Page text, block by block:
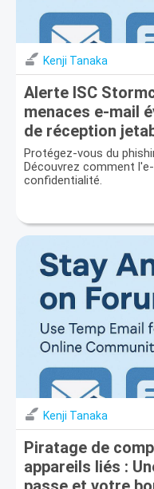
Kenji Tanaka
Alerte ISC
menaces e-mail
de réception
Protégez-vous du
Découvrez comment
confidentialité.
Kenji Tanaka
Piratage de
appareils liés :